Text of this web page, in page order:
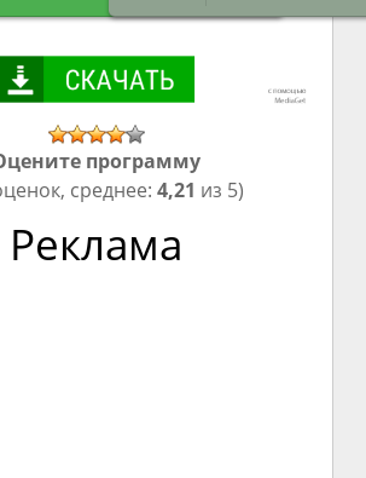
программу
среднее:4,21 из 5)
Реклама